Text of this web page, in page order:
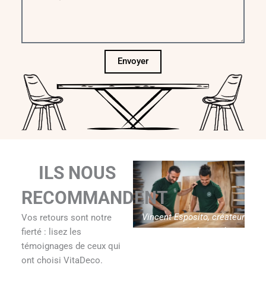
Envoyer
Vincent Esposito, créateur
de Vitadeco
ILS NOUS
RECOMMANDENT
Vos retours sont notre
fierté : lisez les
témoignages de ceux qui
ont choisi VitaDeco.